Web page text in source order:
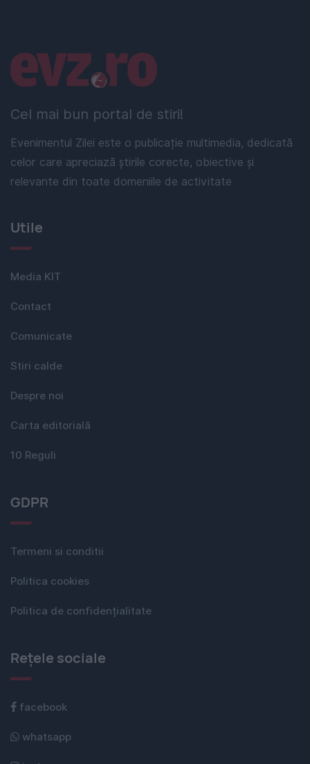
Cel mai bun portal de stiri!
Evenimentul Zilei este o publicație multimedia, dedicată
celor care apreciază știrile corecte, obiective și
relevante din toate domeniile de activitate
Linkuri utile
Utile
Media KIT
Contact
Comunicate
Stiri calde
Despre noi
Carta editorială
10 Reguli
GDPR
Termeni si conditii
Politica cookies
Politica de confidențialitate
Rețele sociale
facebook
whatsapp